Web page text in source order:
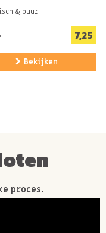
& puur
7,25
Bekijken
proces.